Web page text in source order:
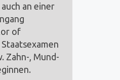
an einer
of
Zahn-, Mund-